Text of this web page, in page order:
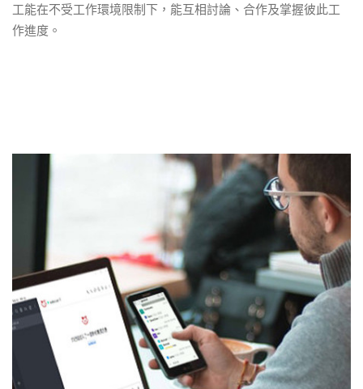
工能在不受工作環境限制下，能互相討論、合作及掌握彼此工
作進度。